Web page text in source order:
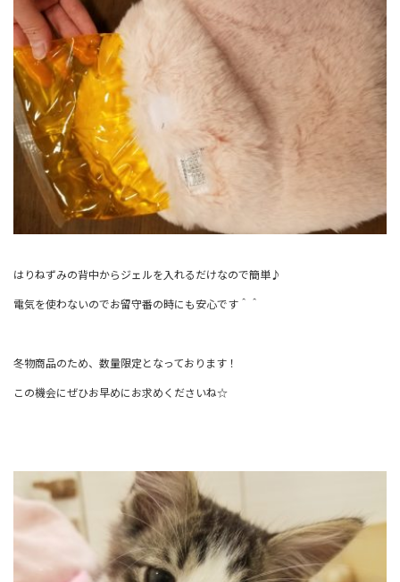
はりねずみの背中からジェルを入れるだけなので簡単♪
電気を使わないのでお留守番の時にも安心です＾＾
冬物商品のため、数量限定となっております！
この機会にぜひお早めにお求めくださいね☆